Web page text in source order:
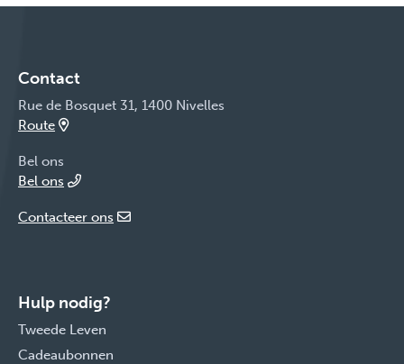
Contact
Rue de Bosquet 31, 1400 Nivelles
Route
Bel ons
Bel ons
Contacteer ons
Hulp nodig?
Tweede Leven
Cadeaubonnen